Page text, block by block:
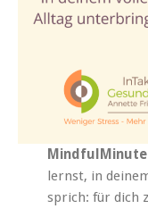
MindfulMinute
lernst, in
sprich: für dich